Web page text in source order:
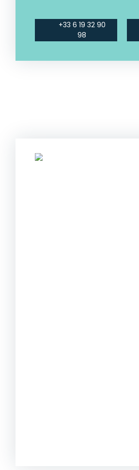
+33 6 19 32 90
98